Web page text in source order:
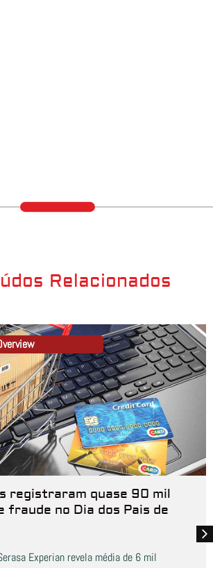
Relacionados
registraram quase 90 mil
no Dia dos Pais de
Experian revela média de 6 mil